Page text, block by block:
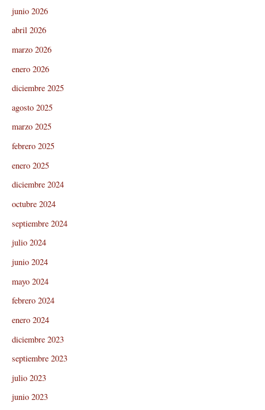
junio 2026
abril 2026
marzo 2026
enero 2026
diciembre 2025
agosto 2025
marzo 2025
febrero 2025
enero 2025
diciembre 2024
octubre 2024
septiembre 2024
julio 2024
junio 2024
mayo 2024
febrero 2024
enero 2024
diciembre 2023
septiembre 2023
julio 2023
junio 2023